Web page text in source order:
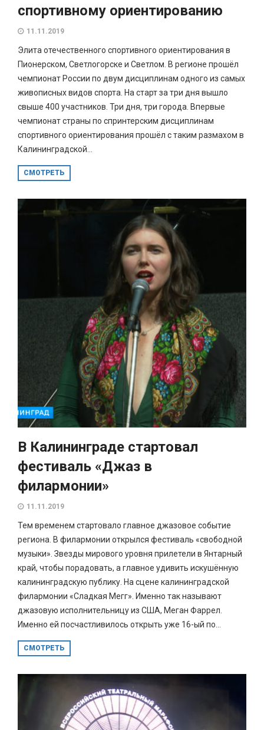
спортивному ориентированию
11.11.2019
Элита отечественного спортивного ориентирования в
Пионерском, Светлогорске и Светлом. В регионе прошёл
чемпионат России по двум дисциплинам одного из самых
живописных видов спорта. На старт за три дня вышло
свыше 400 участников. Три дня, три города. Впервые
чемпионат страны по спринтерским дисциплинам
спортивного ориентирования прошёл с таким размахом в
Калининградской...
СМОТРЕТЬ
В Калининграде стартовал
фестиваль «Джаз в
филармонии»
11.11.2019
Тем временем стартовало главное джазовое событие
региона. В филармонии открылся фестиваль «свободной
музыки». Звезды мирового уровня прилетели в Янтарный
край, чтобы порадовать, а главное удивить искушённую
калининградскую публику. На сцене калининградской
филармонии «Сладкая Мегг». Именно так называют
джазовую исполнительницу из США, Меган Фаррел.
Именно ей посчастливилось открыть уже 16-ый по...
СМОТРЕТЬ